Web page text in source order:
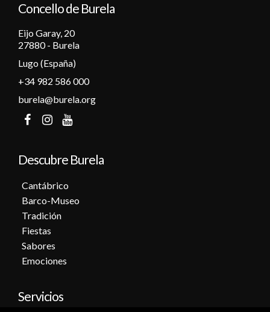
Concello de Burela
Eijo Garay, 20
27880 - Burela
Lugo (España)
+34 982 586 000
burela@burela.org
Descubre Burela
Cantábrico
Barco-Museo
Tradición
Fiestas
Sabores
Emociones
Servicios